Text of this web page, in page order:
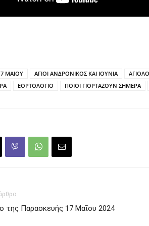
ΜΑΙΟΥ ΑΓΙΟΙ ΑΝΔΡΟΝΙΚΟΣ ΚΑΙ ΙΟΥΝΙΑ
ΕΟΡΤΟΛΟΓΙΟ ΠΟΙΟΙ ΓΙΟΡΤΑΖΟΥΝ ΣΗΜΕΡΑ
της Παρασκευής 17 Μαΐου 2024